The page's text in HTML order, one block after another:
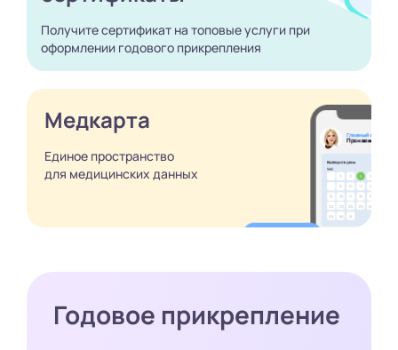
Получите сертификат на топовые услуги при
оформлении годового прикрепления
Медкарта
Единое пространство
для медицинских данных
Годовое прикрепление